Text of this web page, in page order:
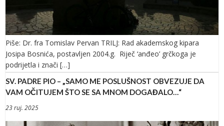
Piše: Dr. fra Tomislav Pervan TRILJ: Rad akademskog kipara
Josipa Bosnića, postavljen 2004.g. Riječ ‘anđeo’ grčkoga je
podrijetla i znači […]
SV. PADRE PIO – „SAMO ME POSLUŠNOST OBVEZUJE DA
VAM OČITUJEM ŠTO SE SA MNOM DOGAĐALO…“
23 ruj. 2025